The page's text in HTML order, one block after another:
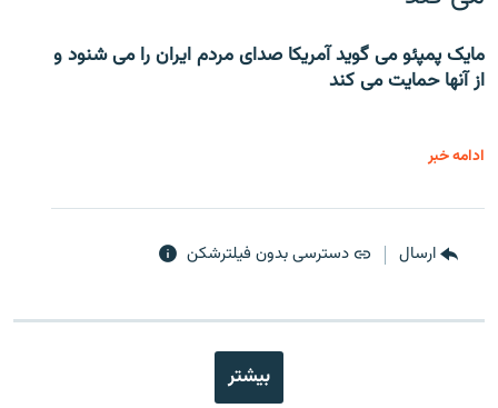
مایک پمپئو می گوید آمریکا صدای مردم ایران را می شنود و
از آنها حمایت می کند
ادامه خبر
ارسال دسترسی بدون فیلترشکن
بیشتر